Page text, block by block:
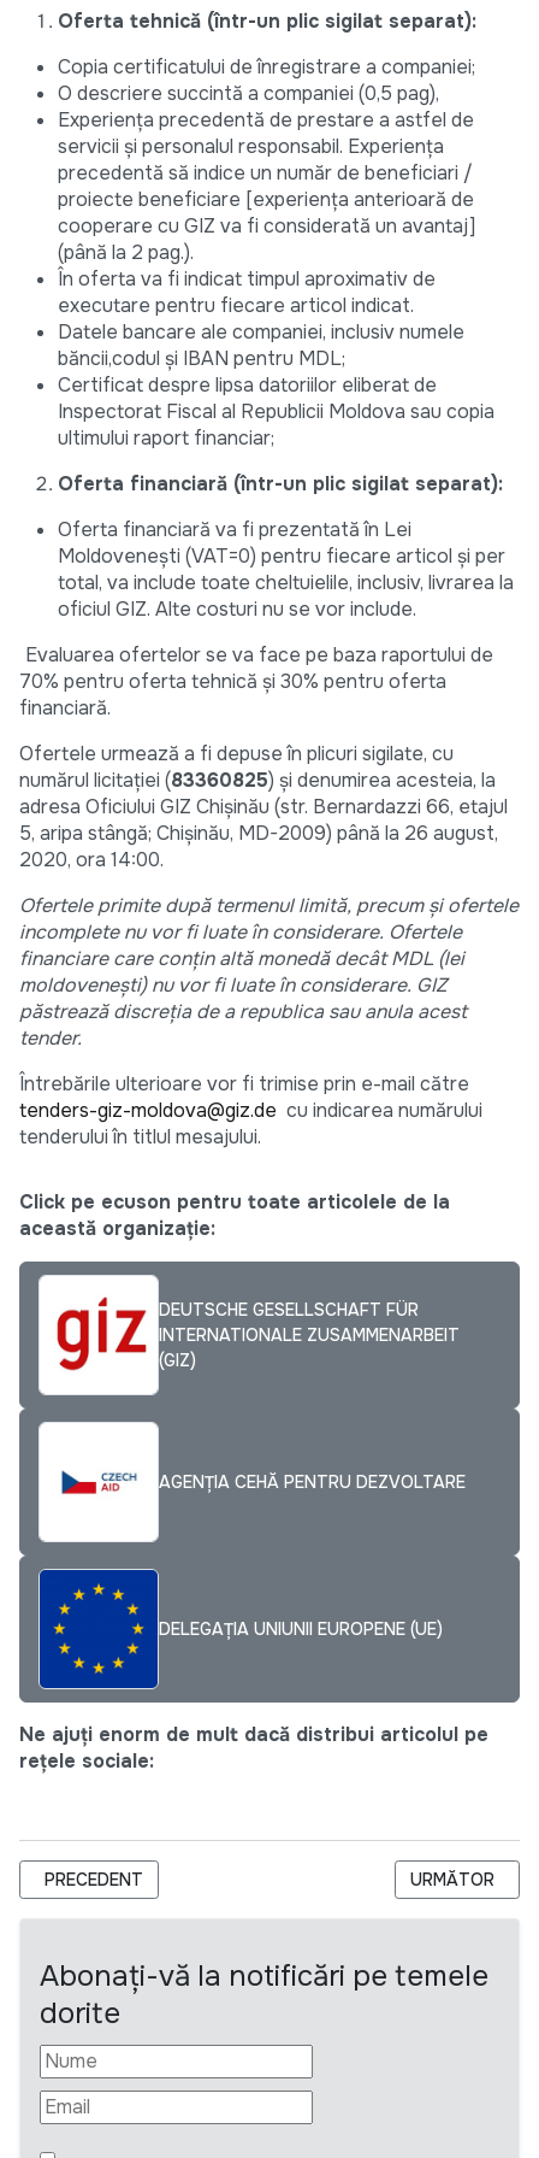
Oferta tehnică (într-un plic sigilat separat):
Copia certificatului de înregistrare a companiei;
O descriere succintă a companiei (0,5 pag),
Experiența precedentă de prestare a astfel de
servicii și personalul responsabil. Experiența
precedentă să indice un număr de beneficiari /
proiecte beneficiare [experiența anterioară de
cooperare cu GIZ va fi considerată un avantaj]
(până la 2 pag.).
În oferta va fi indicat timpul aproximativ de
executare pentru fiecare articol indicat.
Datele bancare ale companiei, inclusiv numele
băncii,codul și IBAN pentru MDL;
Certificat despre lipsa datoriilor eliberat de
Inspectorat Fiscal al Republicii Moldova sau copia
ultimului raport financiar;
Oferta financiară (într-un plic sigilat separat):
Oferta financiară va fi prezentată în Lei
Moldovenești (VAT=0) pentru fiecare articol și per
total, va include toate cheltuielile, inclusiv, livrarea la
oficiul GIZ. Alte costuri nu se vor include.
Evaluarea ofertelor se va face pe baza raportului de
70% pentru oferta tehnică și 30% pentru oferta
financiară.
Ofertele urmează a fi depuse în plicuri sigilate, cu
numărul licitației (83360825) și denumirea acesteia, la
adresa Oficiului GIZ Chișinău (str. Bernardazzi 66, etajul
5, aripa stângă; Chișinău, MD-2009) până la 26 august,
2020, ora 14:00.
Ofertele primite după termenul limită, precum și ofertele
incomplete nu vor fi luate în considerare. Ofertele
financiare care conțin altă monedă decât MDL (lei
moldovenești) nu vor fi luate în considerare. GIZ
păstrează discreția de a republica sau anula acest
tender.
Întrebările ulterioare vor fi trimise prin e-mail către
tenders-giz-moldova@giz.de cu indicarea numărului
tenderului în titlul mesajului.
Click pe ecuson pentru toate articolele de la
această organizație:
DEUTSCHE GESELLSCHAFT FÜR
INTERNATIONALE ZUSAMMENARBEIT
(GIZ)
AGENȚIA CEHĂ PENTRU DEZVOLTARE
DELEGAȚIA UNIUNII EUROPENE (UE)
Ne ajuți enorm de mult dacă distribui articolul pe
rețele sociale:
ARTICOL PRECEDENT: AOPD ANUNȚĂ CONCURS DE
PRECEDENT ARTICOLUL
URMĂTOR
Abonați-vă la notificări pe temele
dorite